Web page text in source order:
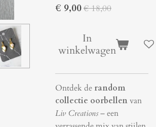
€ 9,00€ 18,00
In
winkelwagen
Ontdek de random
collectie oorbellenvan
Liv Creations– een